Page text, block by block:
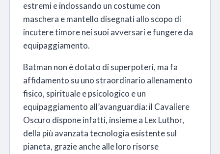
estremi e indossando un costume con
maschera e mantello disegnati allo scopo di
incutere timore nei suoi avversari e fungere da
equipaggiamento.
Batman non è dotato di superpoteri, ma fa
affidamento su uno straordinario allenamento
fisico, spirituale e psicologico e un
equipaggiamento all’avanguardia: il Cavaliere
Oscuro dispone infatti, insieme a Lex Luthor,
della più avanzata tecnologia esistente sul
pianeta, grazie anche alle loro risorse